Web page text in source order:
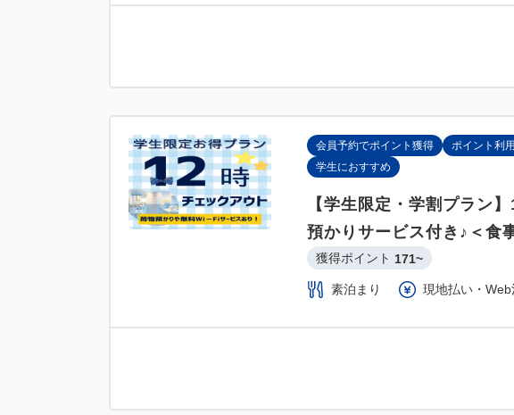
会員予約でポイント獲得 ポイント利
学生におすすめ
【学生限定・学割プラン
預かりサービス付き♪＜食
獲得ポイント 171~
素泊まり 現地払い・Web